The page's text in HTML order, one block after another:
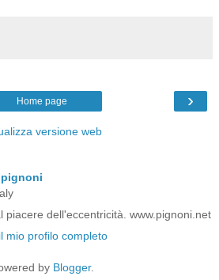
›
Home page
versione web
piacere dell'eccentricità. www.pignoni.net
mio profilo completo
by Blogger.